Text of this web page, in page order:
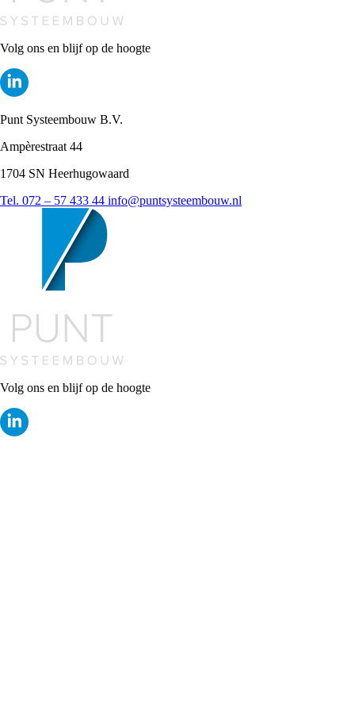
Volg ons en blijf op de hoogte
Punt Systeembouw B.V.
Ampèrestraat 44
1704 SN Heerhugowaard
Tel. 072 – 57 433 44 info@puntsysteembouw.nl
Volg ons en blijf op de hoogte